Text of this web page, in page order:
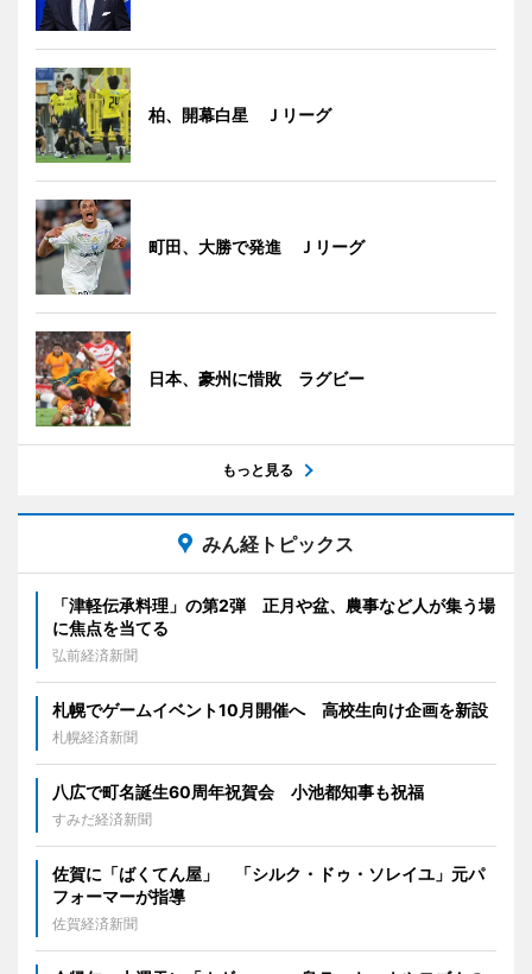
柏、開幕白星 Ｊリーグ
町田、大勝で発進 Ｊリーグ
日本、豪州に惜敗 ラグビー
もっと見る
みん経トピックス
「津軽伝承料理」の第2弾 正月や盆、農事など人が集う場
に焦点を当てる
弘前経済新聞
札幌でゲームイベント10月開催へ 高校生向け企画を新設
札幌経済新聞
八広で町名誕生60周年祝賀会 小池都知事も祝福
すみだ経済新聞
佐賀に「ばくてん屋」 「シルク・ドゥ・ソレイユ」元パ
フォーマーが指導
佐賀経済新聞